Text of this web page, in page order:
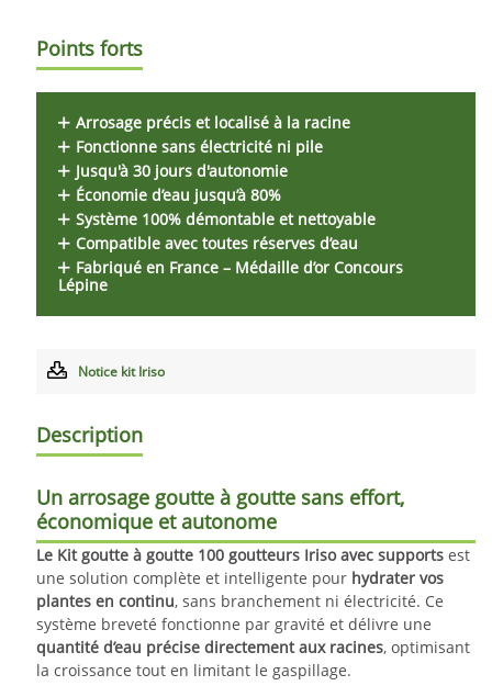
Points forts
Arrosage précis et localisé à la racine
Fonctionne sans électricité ni pile
Jusqu'à 30 jours d'autonomie
Économie d’eau jusqu’à 80%
Système 100% démontable et nettoyable
Compatible avec toutes réserves d’eau
Fabriqué en France – Médaille d’or Concours
Lépine
Notice kit Iriso
Description
Un arrosage goutte à goutte sans effort,
économique et autonome
Le Kit goutte à goutte 100 goutteurs Iriso avec supports est
une solution complète et intelligente pour hydrater vos
plantes en continu, sans branchement ni électricité. Ce
système breveté fonctionne par gravité et délivre une
quantité d’eau précise directement aux racines, optimisant
la croissance tout en limitant le gaspillage.